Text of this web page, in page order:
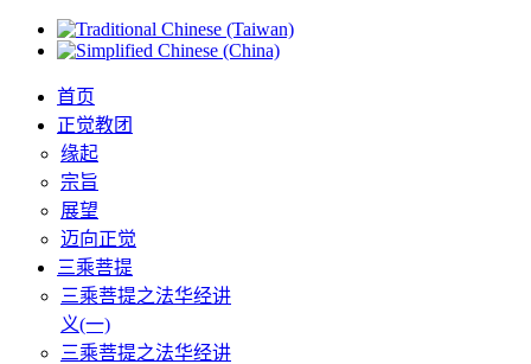
首页
正觉教团
缘起
宗旨
展望
迈向正觉
三乘菩提
三乘菩提之法华经讲
义(一)
三乘菩提之法华经讲